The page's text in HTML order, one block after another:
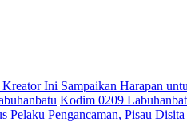
Ini Sampaikan Harapan
Kodim 0209
Pelaku Pengancaman, Pisau Disita